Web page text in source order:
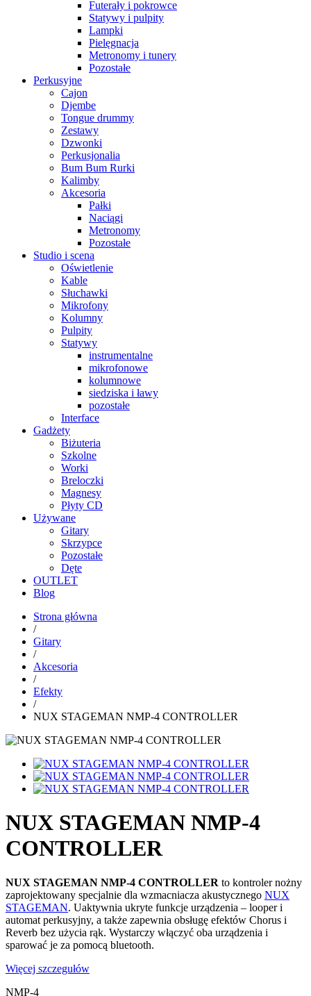
Futerały i pokrowce
Statywy i pulpity
Lampki
Pielęgnacja
Metronomy i tunery
Pozostałe
Perkusyjne
Cajon
Djembe
Tongue drummy
Zestawy
Dzwonki
Perkusjonalia
Bum Bum Rurki
Kalimby
Akcesoria
Pałki
Naciągi
Metronomy
Pozostałe
Studio i scena
Oświetlenie
Kable
Słuchawki
Mikrofony
Kolumny
Pulpity
Statywy
instrumentalne
mikrofonowe
kolumnowe
siedziska i ławy
pozostałe
Interface
Gadżety
Biżuteria
Szkolne
Worki
Breloczki
Magnesy
Płyty CD
Używane
Gitary
Skrzypce
Pozostałe
Dęte
OUTLET
Blog
Strona główna
/
Gitary
/
Akcesoria
/
Efekty
/
NUX STAGEMAN NMP-4 CONTROLLER
NUX STAGEMAN NMP-4
CONTROLLER
NUX STAGEMAN NMP-4 CONTROLLER to kontroler nożny
zaprojektowany specjalnie dla wzmacniacza akustycznego NUX
STAGEMAN. Uaktywnia ukryte funkcje urządzenia – looper i
automat perkusyjny, a także zapewnia obsługę efektów Chorus i
Reverb bez użycia rąk. Wystarczy włączyć oba urządzenia i
sparować je za pomocą bluetooth.
Więcej szczegułów
NMP-4